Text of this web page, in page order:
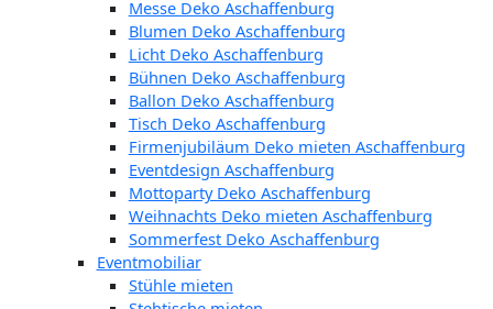
Messe Deko Aschaffenburg
Blumen Deko Aschaffenburg
Licht Deko Aschaffenburg
Bühnen Deko Aschaffenburg
Ballon Deko Aschaffenburg
Tisch Deko Aschaffenburg
Firmenjubiläum Deko mieten Aschaffenburg
Eventdesign Aschaffenburg
Mottoparty Deko Aschaffenburg
Weihnachts Deko mieten Aschaffenburg
Sommerfest Deko Aschaffenburg
Eventmobiliar
Stühle mieten